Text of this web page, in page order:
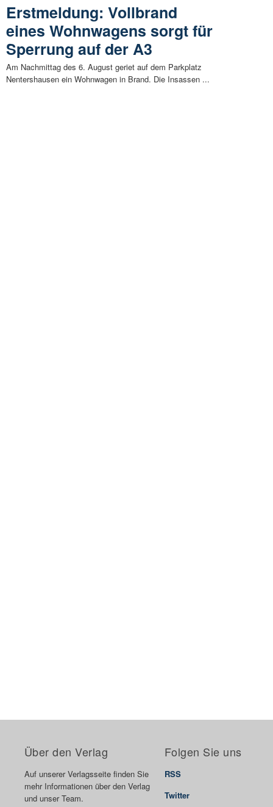
Erstmeldung: Vollbrand
eines Wohnwagens sorgt für
Sperrung auf der A3
Am Nachmittag des 6. August geriet auf dem Parkplatz
Nentershausen ein Wohnwagen in Brand. Die Insassen ...
Über den Verlag
Auf unserer Verlagsseite finden Sie
mehr Informationen über den Verlag
und unser Team.
Folgen Sie uns
RSS
Twitter